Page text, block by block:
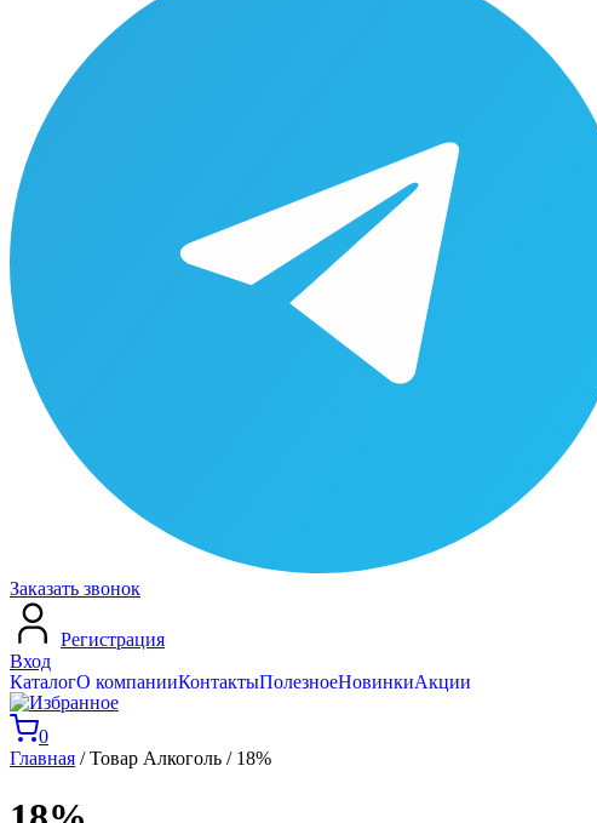
Заказать звонок
Вход
Регистрация
КаталогО компанииКонтактыПолезноеНовинкиАкции
0
Главная / Товар Алкоголь / 18%